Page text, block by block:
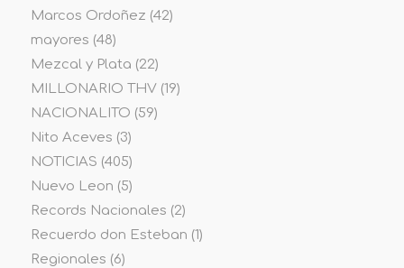
Marcos Ordoñez (42)
mayores (48)
Mezcal y Plata (22)
MILLONARIO THV(19)
NACIONALITO (59)
Nito Aceves (3)
NOTICIAS (405)
Nuevo Leon (5)
Records Nacionales (2)
Recuerdo don Esteban (1)
Regionales (6)